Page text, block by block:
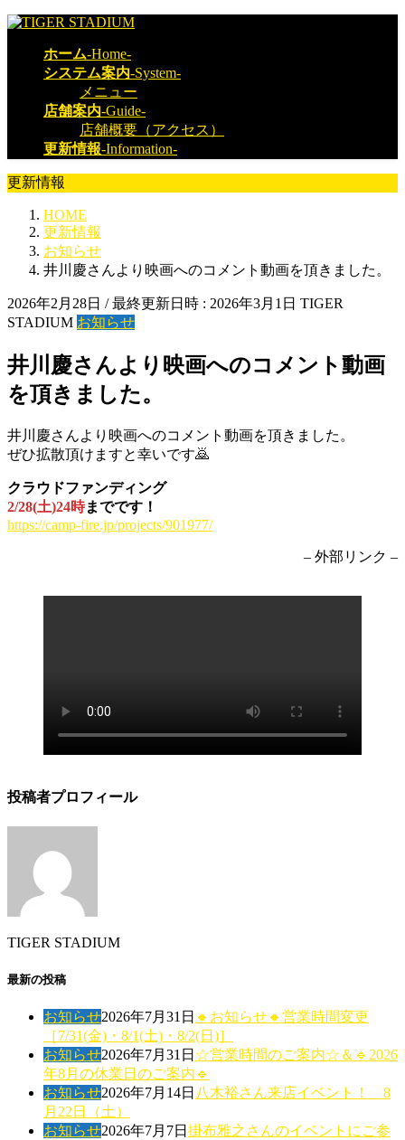
コ
ッ
プ
ナ
移
動
ホーム-Home-
システム案内-System-
メニュー
店舗案内-Guide-
店舗概要（アクセス）
更新情報-Information-
更新情報
HOME
更新情報
お知らせ
井川慶さんより映画へのコメント動画を頂きました。
2026年2月28日 / 最終更新日時 : 2026年3月1日 TIGER
STADIUM お知らせ
井川慶さんより映画へのコメント動画
を頂きました。
井川慶さんより映画へのコメント動画を頂きました。
ぜひ拡散頂けますと幸いです🙇
クラウドファンディング
2/28(土)24時までです！
https://camp-fire.jp/projects/901977/
– 外部リンク –
投稿者プロフィール
TIGER STADIUM
最新の投稿
お知らせ2026年7月31日 🔸お知らせ🔸営業時間変更
［7/31(金)・8/1(土)・8/2(日)］
お知らせ2026年7月31日 ☆営業時間のご案内☆＆🔹2026
年8月の休業日のご案内🔹
お知らせ2026年7月14日 八木裕さん来店イベント！ 8
月22日（土）
お知らせ2026年7月7日 掛布雅之さんのイベントにご参